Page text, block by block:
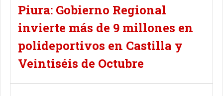
Piura: Gobierno Regional
invierte más de 9 millones en
polideportivos en Castilla y
Veintiséis de Octubre